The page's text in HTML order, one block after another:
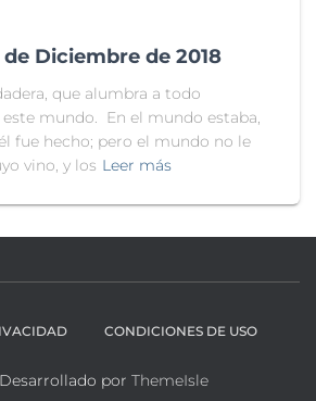
de Diciembre de 2018
que alumbra a todo
mundo. En el mundo estaba,
fue hecho; pero el mundo no le
vino, y los Leer más
CONDICIONES DE USO
por ThemeIsle